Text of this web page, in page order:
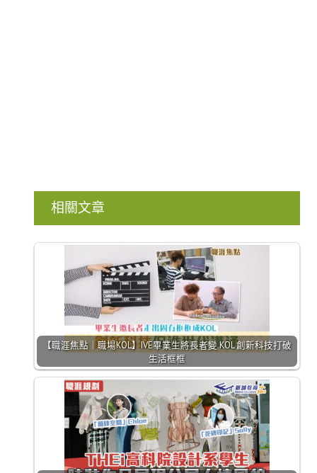
相關文章
【職涯焦點｜職場KOL】IVE畢業生將長者變 KOL 創新科技打破
生活框框